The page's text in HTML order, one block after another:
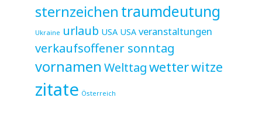
sternzeichen traumdeutung
Ukraine urlaub USA USA veranstaltungen
verkaufsoffener sonntag
vornamen Welttagwetterwitze
zitate Österreich